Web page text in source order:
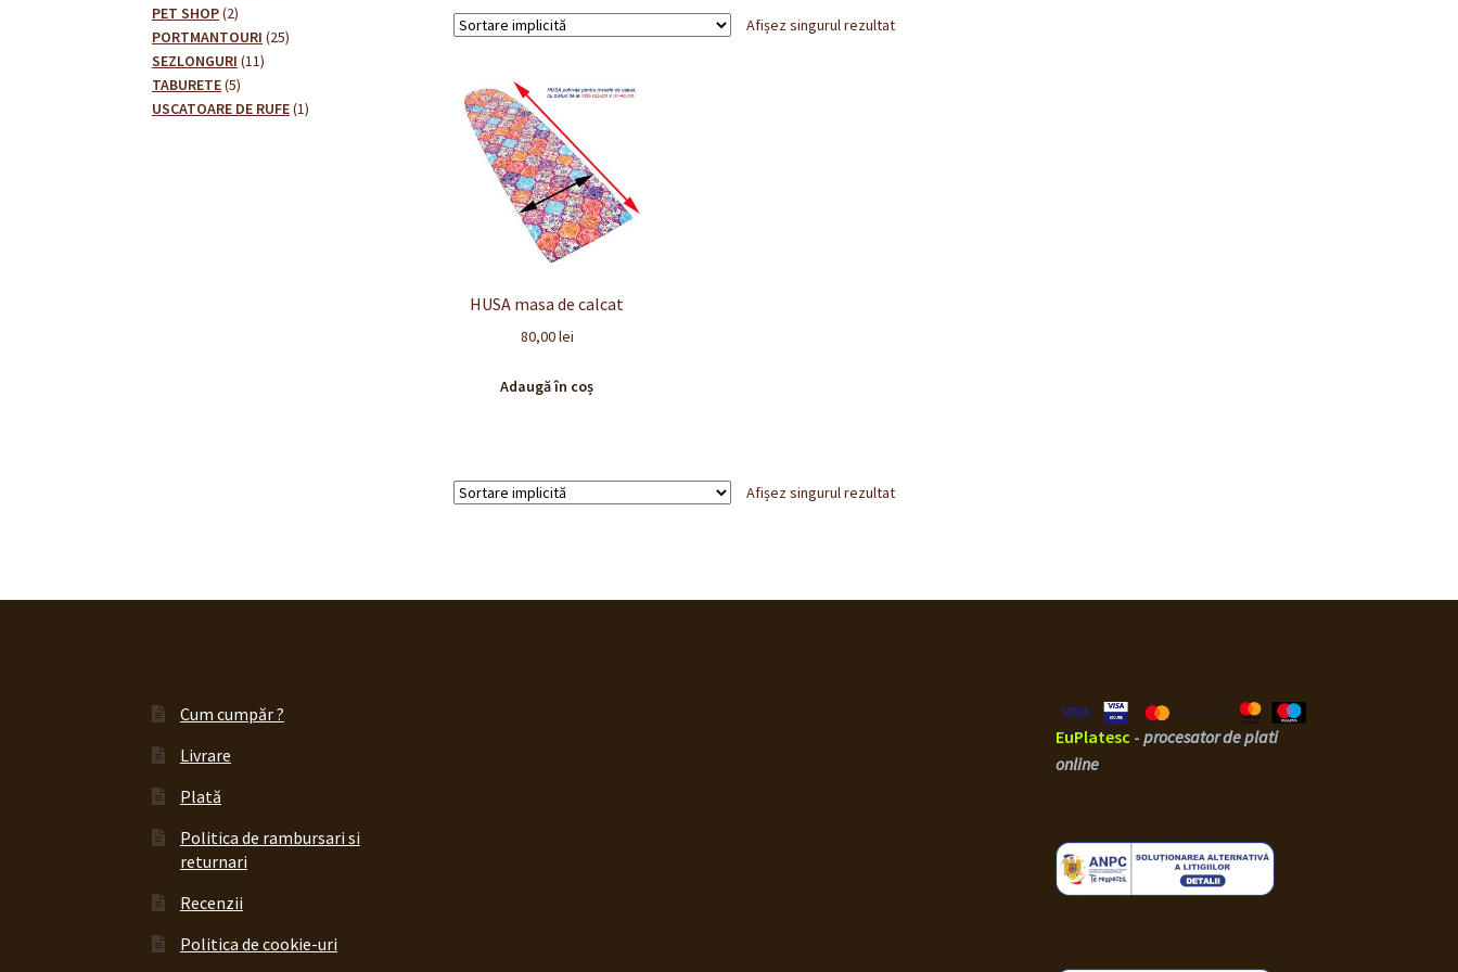
Afișez singurul rezultat
HUSA masa de calcat
80,00lei
Adaugă în coș
Afișez singurul rezultat
PET SHOP 22
produse
PORTMANTOURI 2525
SEZLONGURI 1111
TABURETE 55
produse
USCATOARE DE RUFE 11
Cum cumpăr ?
Livrare
Plată
Politica de rambursari si
returnari
Recenzii
Politica de cookie-uri
EuPlatesc - procesator de plati
online